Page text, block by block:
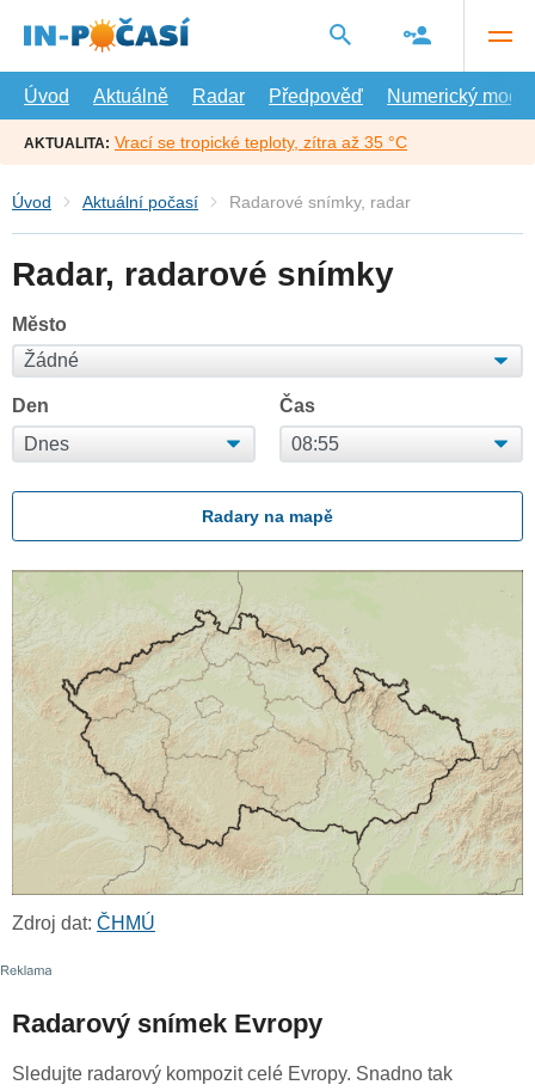
hlavní
Úvod
Aktuálně Radar Předpověď Numerický model
AKTUALITA: Vrací se tropické teploty, zítra až 35 °C
Úvod Aktuální počasí Radarové snímky, radar
Radar, radarové snímky
Město
Den Čas
Radary na mapě
Zdroj dat: ČHMÚ
Radarový snímek Evropy
Sledujte radarový kompozit celé Evropy. Snadno tak